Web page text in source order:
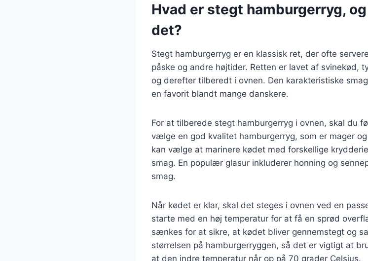
Hvad er stegt hamburgerryg,
det?
Stegt hamburgerryg er en klassisk ret, der ofte
påske og andre højtider. Retten er lavet af svinekød,
og derefter tilberedt i ovnen. Den karakteristiske
en favorit blandt mange danskere.
For at tilberede stegt hamburgerryg i ovnen, skal du
vælge en god kvalitet hamburgerryg, som er mager
kan vælge at marinere kødet med forskellige
smag. En populær glasur inkluderer honning og
smag.
Når kødet er klar, skal det steges i ovnen ved en
starte med en høj temperatur for at få en sprød
sænkes for at sikre, at kødet bliver gennemstegt og
størrelsen på hamburgerryggen, så det er vigtigt at
at den indre temperatur når op på 70 grader Celsius.